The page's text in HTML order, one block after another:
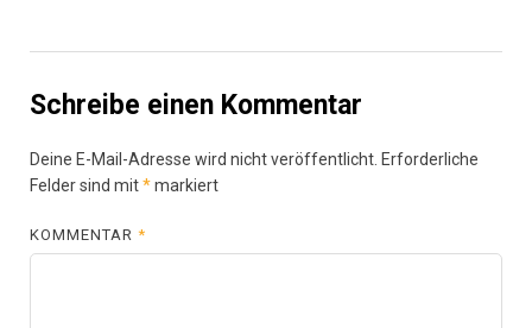
Schreibe einen Kommentar
Deine E-Mail-Adresse wird nicht veröffentlicht. Erforderliche
Felder sind mit*markiert
KOMMENTAR*